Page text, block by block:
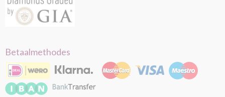
Betaalmethodes